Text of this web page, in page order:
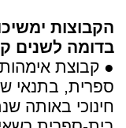
הקבוצות
בדומה לשנים
● קבוצת
ספרית, בתנאי
חינוכי באותה